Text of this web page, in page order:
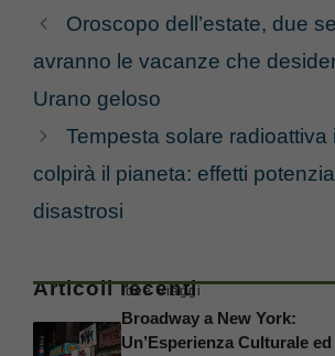
Oroscopo dell’estate, due
avranno le vacanze che
Urano geloso
Tempesta solare radioattiva
colpirà il pianeta: effetti
disastrosi
Articoli recenti
Idee Viaggi
Broadway a New York:
Un’Esperienza Culturale ed